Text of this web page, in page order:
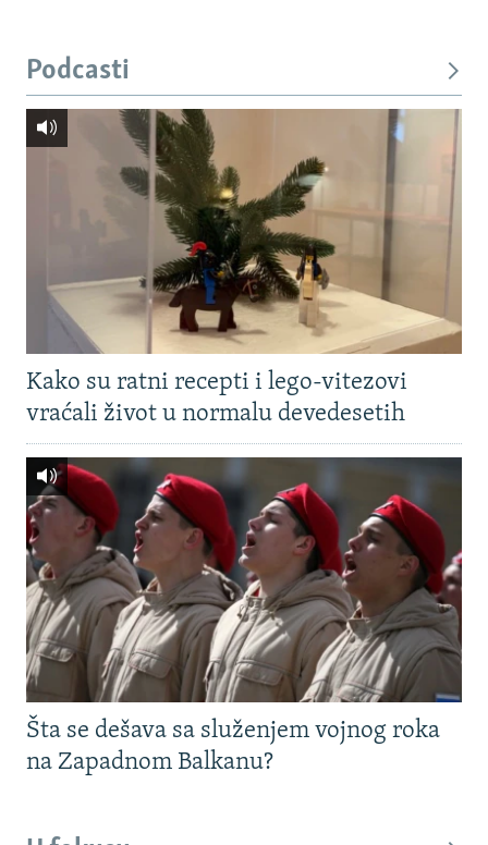
Podcasti
Kako su ratni recepti i lego-vitezovi
vraćali život u normalu devedesetih
Šta se dešava sa služenjem vojnog roka
na Zapadnom Balkanu?